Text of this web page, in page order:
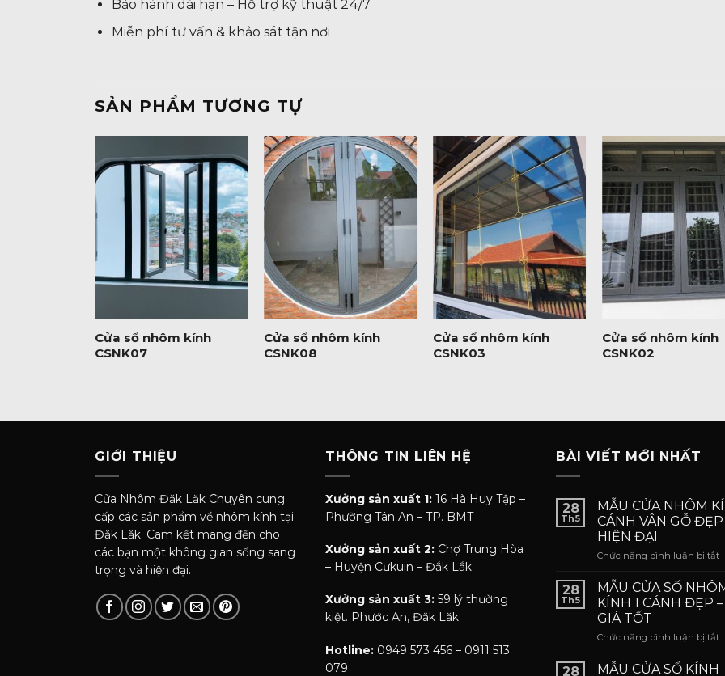
Bảo hành dài hạn – Hỗ trợ kỹ thuật 24/7
Miễn phí tư vấn & khảo sát tận nơi
SẢN PHẨM TƯƠNG TỰ
Cửa sổ nhôm kính
CSNK07
+
Cửa sổ nhôm kính
CSNK08
+
Cửa sổ nhôm kính
CSNK03
+
Cửa sổ nhôm kính
CSNK02
GIỚI THIỆU
Cửa Nhôm Đăk Lăk Chuyên cung
cấp các sản phẩm về nhôm kính tại
Đăk Lăk. Cam kết mang đến cho
các bạn một không gian sống sang
trọng và hiện đại.
THÔNG TIN LIÊN HỆ
Xưởng sản xuất 1: 16 Hà Huy Tập –
Phường Tân An – TP. BMT
Xưởng sản xuất 2: Chợ Trung Hòa
– Huyện Cưkuin – Đắk Lắk
Xưởng sản xuất 3: 59 lý thường
kiệt. Phước An, Đăk Lăk
Hotline: 0949 573 456 – 0911 513
079
BÀI VIẾT MỚI NHẤT
28
Th5
MẪU CỬA NHÔM
CÁNH VÂN GỖ
HIỆN ĐẠI
Chức năng bình luận bị tắtở
28
Th5
MẪU CỬA SỐ
KÍNH 1 CÁNH ĐẸP
GIÁ TỐT
Chức năng bình luận bị tắtở
28 MẪU CỬA SỔ KÍNH